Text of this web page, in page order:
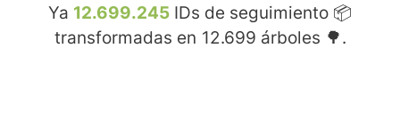
Ya 12.699.245 IDs de seguimiento 📦
transformadas en 12.699 árboles 🌳.